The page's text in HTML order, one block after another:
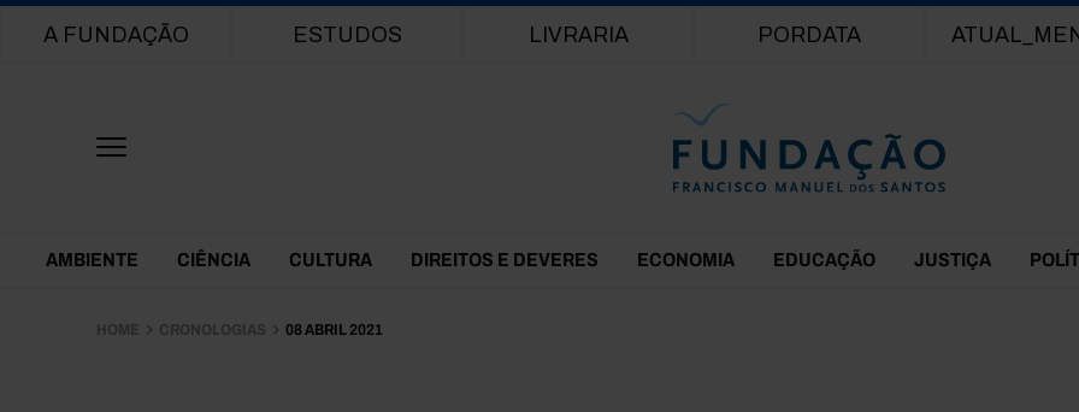
Main navigation
A FUNDAÇÃO ESTUDOS LIVRARIA PORDATA
Themes Menu
AMBIENTE CIÊNCIA CULTURA DIREITOS E DEVERES ECONOMIA EDUCAÇÃO JUSTIÇA
HOME CRONOLOGIAS 08 ABRIL 2021